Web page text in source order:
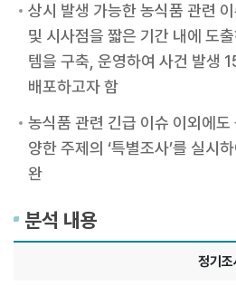
상시 발생 가능한 농식품 관련
및 시사점을 짧은 기간 내에 도
템을 구축, 운영하여 사건 발생
배포하고자 함
농식품 관련 긴급 이슈 이외에
양한 주제의 ‘특별조사’를 실시
완
분석 내용
정기조